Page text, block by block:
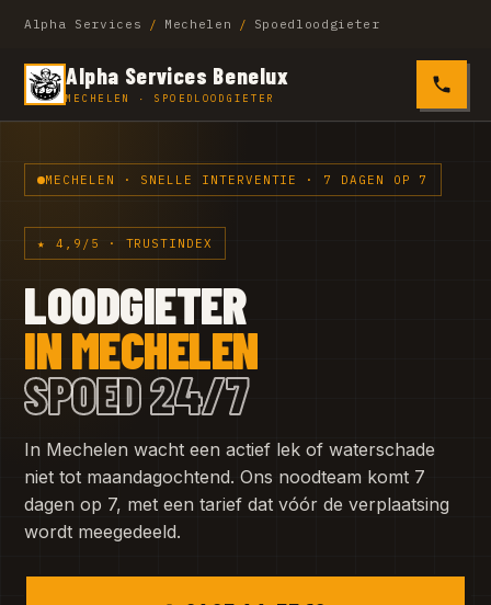
Alpha Services / Mechelen / Spoedloodgieter
Alpha Services Benelux
MECHELEN · SPOEDLOODGIETER 0485
MECHELEN · SNELLE INTERVENTIE · 7 DAGEN OP 7
★ 4,9/5 · TRUSTINDEX
LOODGIETER
IN MECHELEN
SPOED 24/7
In Mechelen wacht een actief lek of waterschade
niet tot maandagochtend. Ons noodteam komt 7
dagen op 7, met een tarief dat vóór de verplaatsing
wordt meegedeeld.